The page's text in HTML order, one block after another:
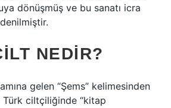
dönüşmüş ve bu sanatı icra
NEDIR?
gelen “Şems” kelimesinden
Türk ciltçiliğinde “kitap